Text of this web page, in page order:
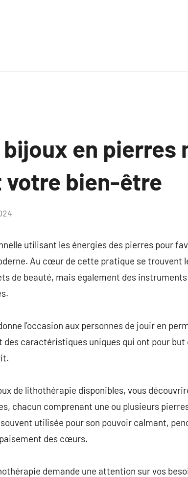
en pierres
bien-être
utilisant les énergies des pierres pour
Au cœur de cette pratique se trouvent
de beauté, mais également des
l’occasion aux personnes de jouir en
caractéristiques uniques qui ont pour
de lithothérapie disponibles, vous
chacun comprenant une ou plusieurs
utilisée pour son pouvoir calmant,
des cœurs.
demande une attention sur vos